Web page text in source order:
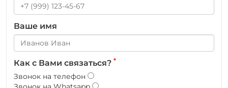
Ваше имя
Как с Вами связаться? *
Звонок на телефон